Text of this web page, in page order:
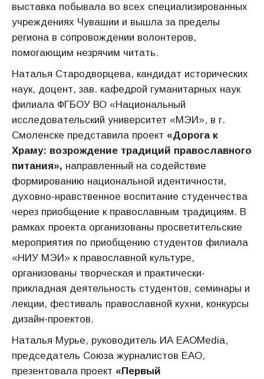
выставка побывала во всех специализированных
учреждениях Чувашии и вышла за пределы
региона в сопровождении волонтеров,
помогающим незрячим читать.
Наталья Стародворцева, кандидат исторических
наук, доцент, зав. кафедрой гуманитарных наук
филиала ФГБОУ ВО «Национальный
исследовательский университет «МЭИ», в г.
Смоленске представила проект «Дорога к
Храму: возрождение традиций православного
питания», направленный на содействие
формированию национальной идентичности,
духовно-нравственное воспитание студенчества
через приобщение к православным традициям. В
рамках проекта организованы просветительские
мероприятия по приобщению студентов филиала
«НИУ МЭИ» к православной культуре,
организованы творческая и практически-
прикладная деятельность студентов, семинары и
лекции, фестиваль православной кухни, конкурсы
дизайн-проектов.
Наталья Мурье, руководитель ИА ЕАОMedia,
председатель Союза журналистов ЕАО,
презентовала проект «Первый